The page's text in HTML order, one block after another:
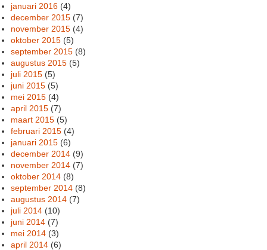
januari 2016 (4)
december 2015 (7)
november 2015 (4)
oktober 2015 (5)
september 2015 (8)
augustus 2015 (5)
juli 2015 (5)
juni 2015 (5)
mei 2015 (4)
april 2015 (7)
maart 2015 (5)
februari 2015 (4)
januari 2015 (6)
december 2014 (9)
november 2014 (7)
oktober 2014 (8)
september 2014 (8)
augustus 2014 (7)
juli 2014 (10)
juni 2014 (7)
mei 2014 (3)
april 2014 (6)